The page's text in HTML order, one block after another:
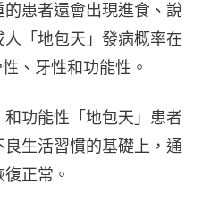
患者還會出現進食、說
「地包天」發病概率在
、牙性和功能性。
功能性「地包天」患者
生活習慣的基礎上，通
正常。